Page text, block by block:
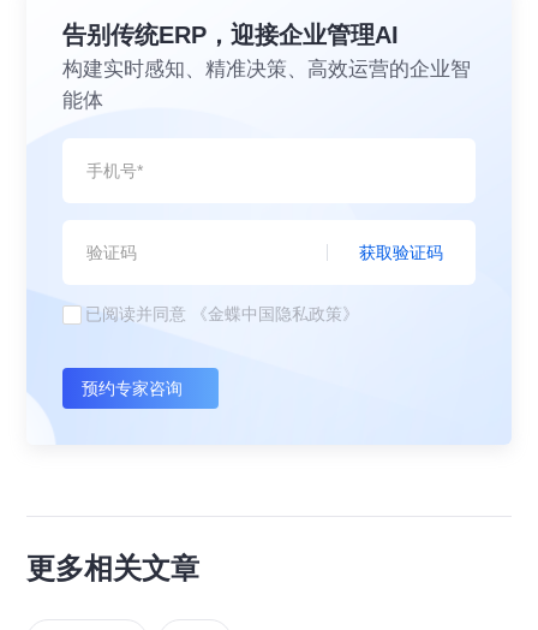
告别传统ERP，迎接企业管理AI
构建实时感知、精准决策、高效运营的企业智
能体
获取验证码
已阅读并同意 《金蝶中国隐私政策》
预约专家咨询
更多相关文章